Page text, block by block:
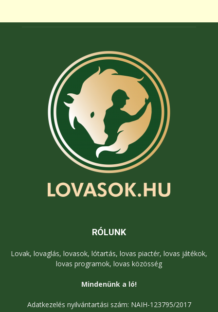
RÓLUNK
Lovak, lovaglás, lovasok, lótartás, lovas piactér, lovas játékok,
lovas programok, lovas közösség
Mindenünk a ló!
Adatkezelés nyilvántartási szám: NAIH-123795/2017